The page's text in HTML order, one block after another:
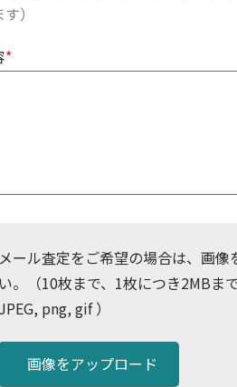
）
*
ール査定をご希望の場合は、画像
。（10枚まで、1枚につき2MBま
png, gif ）
画像をアップロード